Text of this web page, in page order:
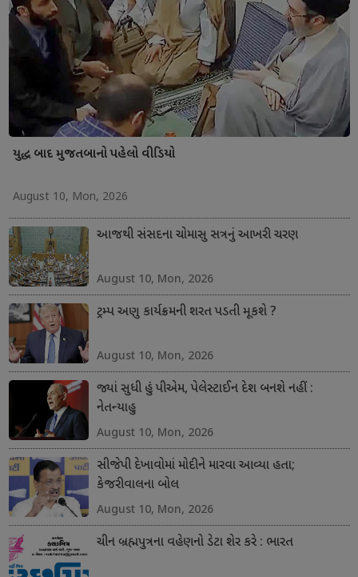
યુદ્ધ બાદ મુજતબાનો પહેલો વીડિયો
August 10, Mon, 2026
આજથી સંસદના ચોમાસુ સત્રનું આખરી ચરણ
August 10, Mon, 2026
ટ્રમ્પ અણુ કાર્યક્રમની શરત પડતી મૂકશે ?
August 10, Mon, 2026
જ્યાં સુધી હું પીએમ, પેલેસ્ટાઈન દેશ બનશે નહીં :
નેતન્યાહુ
August 10, Mon, 2026
સીજેપી દેખાવોમાં મોદીને મારવા આવ્યા હતા;
કેજરીવાલના બોલ
August 10, Mon, 2026
ચીન બ્રહ્મપુત્રના વહેણનો ડેટા શેર કરે : ભારત